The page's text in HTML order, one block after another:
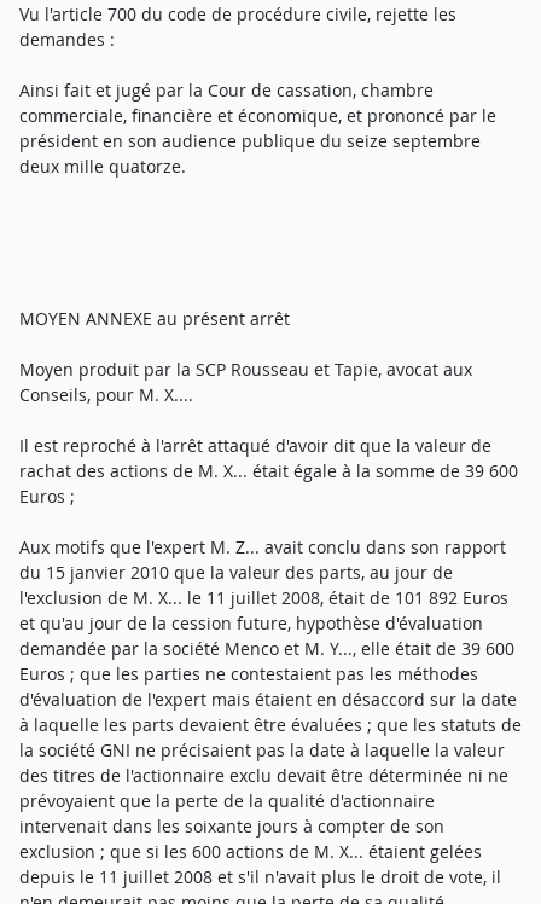
Vu l'article 700 du code de procédure civile, rejette les
demandes :
Ainsi fait et jugé par la Cour de cassation, chambre
commerciale, financière et économique, et prononcé par le
président en son audience publique du seize septembre
deux mille quatorze.
MOYEN ANNEXE au présent arrêt
Moyen produit par la SCP Rousseau et Tapie, avocat aux
Conseils, pour M. X....
Il est reproché à l'arrêt attaqué d'avoir dit que la valeur de
rachat des actions de M. X... était égale à la somme de 39 600
Euros ;
Aux motifs que l'expert M. Z... avait conclu dans son rapport
du 15 janvier 2010 que la valeur des parts, au jour de
l'exclusion de M. X... le 11 juillet 2008, était de 101 892 Euros
et qu'au jour de la cession future, hypothèse d'évaluation
demandée par la société Menco et M. Y..., elle était de 39 600
Euros ; que les parties ne contestaient pas les méthodes
d'évaluation de l'expert mais étaient en désaccord sur la date
à laquelle les parts devaient être évaluées ; que les statuts de
la société GNI ne précisaient pas la date à laquelle la valeur
des titres de l'actionnaire exclu devait être déterminée ni ne
prévoyaient que la perte de la qualité d'actionnaire
intervenait dans les soixante jours à compter de son
exclusion ; que si les 600 actions de M. X... étaient gelées
depuis le 11 juillet 2008 et s'il n'avait plus le droit de vote, il